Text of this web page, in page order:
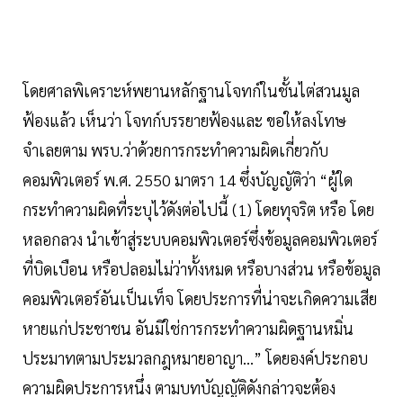
โดยศาลพิเคราะห์พยานหลักฐานโจทก์ในชั้นไต่สวนมูล
ฟ้องแล้ว เห็นว่า โจทก์บรรยายฟ้องและ ขอให้ลงโทษ
จำเลยตาม พรบ.ว่าด้วยการกระทำความผิดเกี่ยวกับ
คอมพิวเตอร์ พ.ศ. 2550 มาตรา 14 ซึ่งบัญญัติว่า “ผู้ใด
กระทำความผิดที่ระบุไว้ดังต่อไปนี้ (1) โดยทุจริต หรือ โดย
หลอกลวง นำเข้าสู่ระบบคอมพิวเตอร์ซึ่งข้อมูลคอมพิวเตอร์
ที่บิดเบือน หรือปลอมไม่ว่าทั้งหมด หรือบางส่วน หรือข้อมูล
คอมพิวเตอร์อันเป็นเท็จ โดยประการที่น่าจะเกิดความเสีย
หายแก่ประชาชน อันมิใช่การกระทำความผิดฐานหมิ่น
ประมาทตามประมวลกฎหมายอาญา...” โดยองค์ประกอบ
ความผิดประการหนึ่ง ตามบทบัญญัติดังกล่าวจะต้อง